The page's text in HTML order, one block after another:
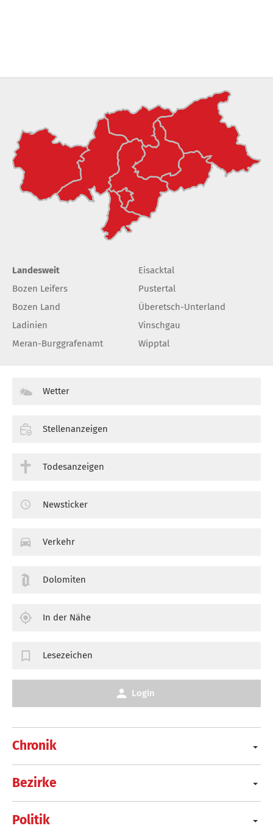
Landesweit
Bozen Leifers
Bozen Land
Ladinien
Meran-Burggrafenamt
Eisacktal
Pustertal
Überetsch-Unterland
Vinschgau
Wipptal
Chronik
Bezirke
Politik
Wetter
Stellenanzeigen
Todesanzeigen
Newsticker
Verkehr
Dolomiten
In der Nähe
Lesezeichen
Login